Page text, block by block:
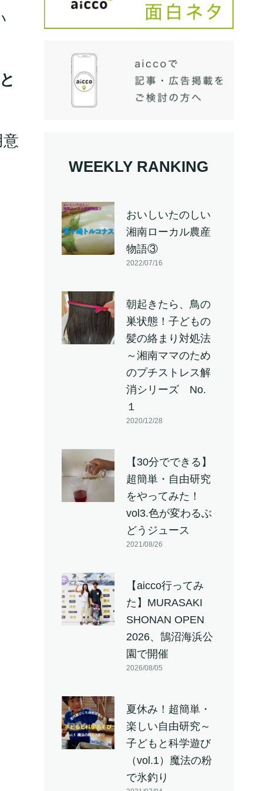
WEEKLY RANKING
おいしいたのしい
湘南ローカル農産
物語③
2022/07/16
朝起きたら、鳥の
巣状態！子どもの
髪の絡まり対処法
～湘南ママのため
のプチストレス解
消シリーズ No.
１
2020/12/28
【30分でできる】
超簡単・自由研究
をやってみた！
vol3.色が変わるぶ
どうジュース
2021/08/26
【aicco行ってみ
た】MURASAKI
SHONAN OPEN
2026、鵠沼海浜公
園で開催
2026/08/05
夏休み！超簡単・
楽しい自由研究～
子どもと科学遊び
（vol.1）魔法の粉
で氷釣り